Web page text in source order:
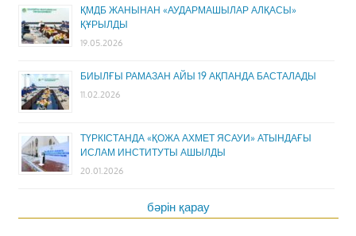
ҚМДБ ЖАНЫНАН «АУДАРМАШЫЛАР АЛҚАСЫ»
ҚҰРЫЛДЫ
19.05.2026
БИЫЛҒЫ РАМАЗАН АЙЫ 19 АҚПАНДА БАСТАЛАДЫ
11.02.2026
ТҮРКІСТАНДА «ҚОЖА АХМЕТ ЯСАУИ» АТЫНДАҒЫ
ИСЛАМ ИНСТИТУТЫ АШЫЛДЫ
20.01.2026
бәрін қарау